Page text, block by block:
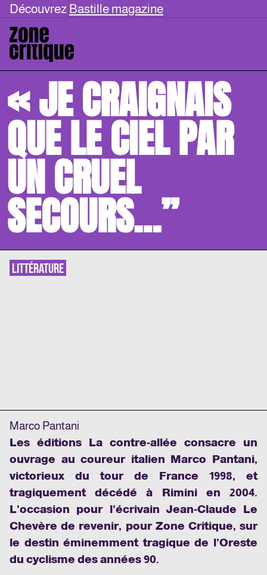
Découvrez Bastille magazine
« JE CRAIGNAIS
QUE LE CIEL PAR
UN CRUEL
SECOURS…”
LITTÉRATURE
Marco Pantani
Les éditions La contre-allée consacre un
ouvrage au coureur italien Marco Pantani,
victorieux du tour de France 1998, et
tragiquement décédé à Rimini en 2004.
L’occasion pour l’écrivain Jean-Claude Le
Chevère de revenir, pour Zone Critique, sur
le destin éminemment tragique de l’Oreste
du cyclisme des années 90.